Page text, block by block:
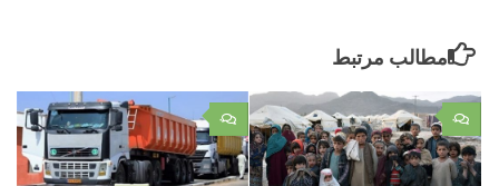
مطالب مرتبط
۰ ۰